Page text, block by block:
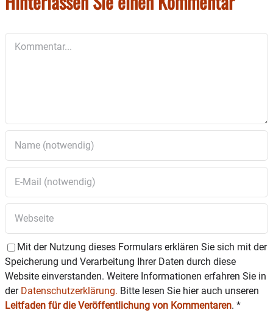
Mit der Nutzung dieses Formulars erklären Sie sich mit der
Speicherung und Verarbeitung Ihrer Daten durch diese
Website einverstanden. Weitere Informationen erfahren Sie in
der Datenschutzerklärung. Bitte lesen Sie hier auch unseren
Leitfaden für die Veröffentlichung von Kommentaren. *